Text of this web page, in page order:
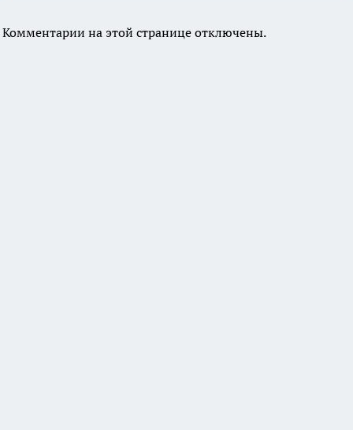
Комментарии на этой странице отключены.